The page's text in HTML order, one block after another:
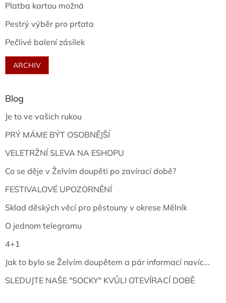
Platba kartou možná
Pestrý výběr pro prťata
Pečlivé balení zásilek
ARCHIV
Blog
Je to ve vašich rukou
PRÝ MÁME BÝT OSOBNĚJŠÍ
VELETRŽNÍ SLEVA NA ESHOPU
Co se děje v Želvím doupěti po zavírací době?
FESTIVALOVÉ UPOZORNĚNÍ
Sklad děských věcí pro pěstouny v okrese Mělník
O jednom telegramu
4+1
Jak to bylo se Želvím doupětem a pár informací navíc...
SLEDUJTE NAŠE "SOCKY" KVŮLI OTEVÍRACÍ DOBĚ